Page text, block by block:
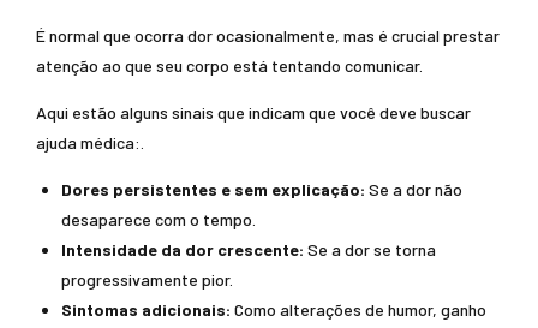
É normal que ocorra dor ocasionalmente, mas é crucial prestar
atenção ao que seu corpo está tentando comunicar.
Aqui estão alguns sinais que indicam que você deve buscar
ajuda médica:.
Dores persistentes e sem explicação: Se a dor não
desaparece com o tempo.
Intensidade da dor crescente: Se a dor se torna
progressivamente pior.
Sintomas adicionais: Como alterações de humor, ganho